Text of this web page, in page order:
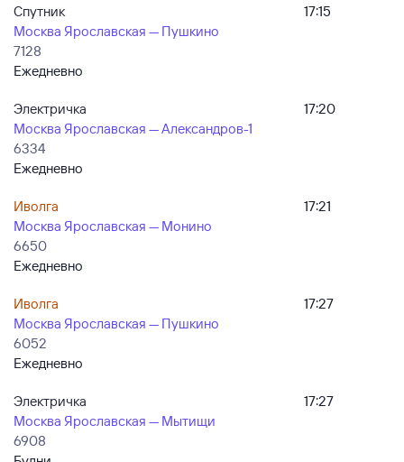
Спутник
Москва Ярославская — Пушкино
7128
Ежедневно
17:15
Электричка
Москва Ярославская — Александров-1
6334
Ежедневно
17:20
Иволга
Москва Ярославская — Монино
6650
Ежедневно
17:21
Иволга
Москва Ярославская — Пушкино
6052
Ежедневно
17:27
Электричка
Москва Ярославская — Мытищи
6908
17:27